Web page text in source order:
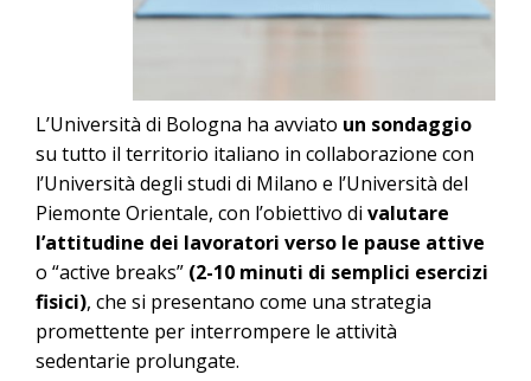
L’Università di Bologna ha avviato un sondaggio
su tutto il territorio italiano in collaborazione con
l’Università degli studi di Milano e l’Università del
Piemonte Orientale, con l’obiettivo di valutare
l’attitudine dei lavoratori verso le pause attive
o “active breaks” (2-10 minuti di semplici esercizi
fisici), che si presentano come una strategia
promettente per interrompere le attività
sedentarie prolungate.